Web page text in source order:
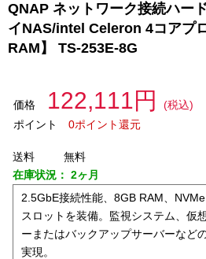
QNAP ネットワーク接続ハー
イNAS/intel Celeron 4コアプ
RAM】 TS-253E-8G
価格 122,111円
(税込)
ポイント
0ポイント還元
送料
無料
在庫状況： 2ヶ月
2.5GbE接続性能、8GB RAM、
スロットを装備。監視システム、仮
ーまたはバックアップサーバーなど
実現。